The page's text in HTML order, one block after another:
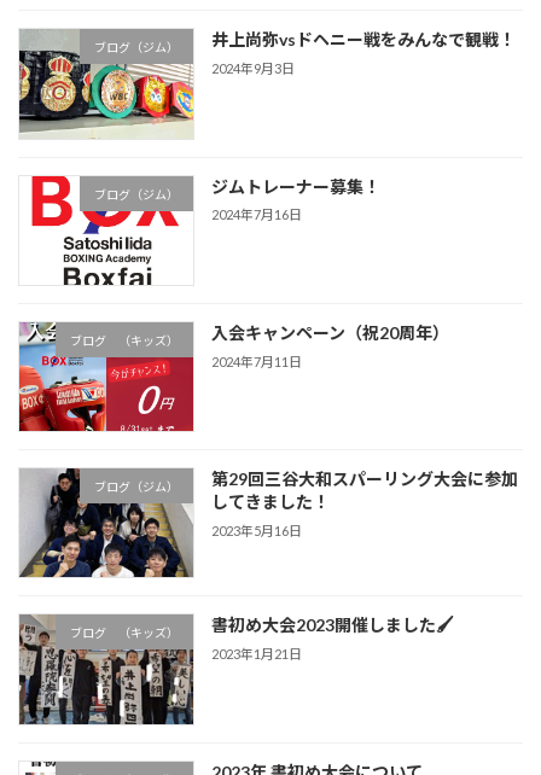
ブログ（ジム） 井上尚弥vsドヘニー戦をみんなで観戦！
2024年9月3日
ブログ（ジム） ジムトレーナー募集！
2024年7月16日
ブログ （キッズ） 入会キャンペーン（祝20周年）
2024年7月11日
ブログ（ジム）
第29回三谷大和スパーリング大会に参加
してきました！
2023年5月16日
ブログ （キッズ） 書初め大会2023開催しました🖌
2023年1月21日